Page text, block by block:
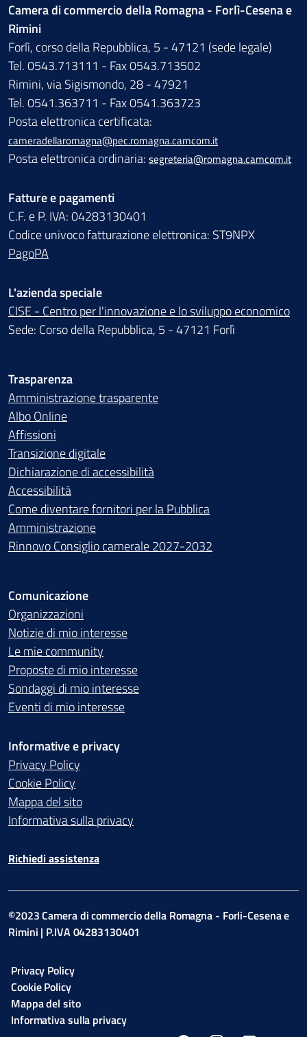
Camera di commercio della Romagna - Forlì-Cesena e
Rimini
Forlì, corso della Repubblica, 5 - 47121 (sede legale)
Tel. 0543.713111 - Fax 0543.713502
Rimini, via Sigismondo, 28 - 47921
Tel. 0541.363711 - Fax 0541.363723
Posta elettronica certificata:
cameradellaromagna@pec.romagna.camcom.it
Posta elettronica ordinaria: segreteria@romagna.camcom.it
Fatture e pagamenti
C.F. e P. IVA: 04283130401
Codice univoco fatturazione elettronica: ST9NPX
PagoPA
L'azienda speciale
CISE - Centro per l'innovazione e lo sviluppo economico
Sede: Corso della Repubblica, 5 - 47121 Forlì
Trasparenza
Amministrazione trasparente
Albo Online
Affissioni
Transizione digitale
Dichiarazione di accessibilità
Accessibilità
Come diventare fornitori per la Pubblica
Amministrazione
Rinnovo Consiglio camerale 2027-2032
Comunicazione
Organizzazioni
Notizie di mio interesse
Le mie community
Proposte di mio interesse
Sondaggi di mio interesse
Eventi di mio interesse
Informative e privacy
Privacy Policy
Cookie Policy
Mappa del sito
Informativa sulla privacy
Richiedi assistenza
©2023 Camera di commercio della Romagna - Forli-Cesena e
Rimini | P.IVA 04283130401
Privacy Policy
Cookie Policy
Mappa del sito
Informativa sulla privacy